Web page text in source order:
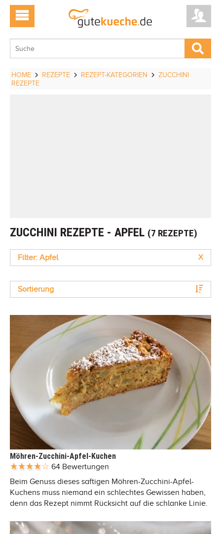
HOME REZEPTE REZEPT-KATEGORIEN
ZUCCHINI
REZEPTE
ZUCCHINI REZEPTE - APFEL (7 REZEPTE)
Filter: Apfel X
Sortierung
Möhren-Zucchini-Apfel-Kuchen
64 Bewertungen
Beim Genuss dieses saftigen Möhren-Zucchini-Apfel-
Kuchens muss niemand ein schlechtes Gewissen haben,
denn das Rezept nimmt Rücksicht auf die schlanke Linie.